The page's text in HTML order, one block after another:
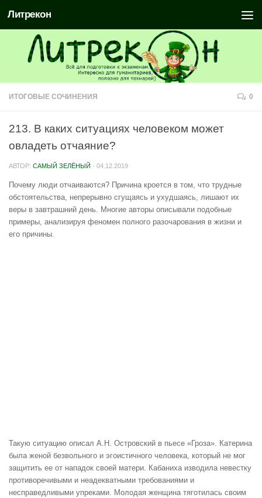
Литрекон
ИТОГОВЫЕ СОЧИНЕНИЯ 0
213. В каких ситуациях человеком может
овладеть отчаяние?
АВТОР: САМЫЙ ЗЕЛЁНЫЙ · 04.12.2019
Почему люди отчаиваются? Причина кроется в том, что трудные
обстоятельства, непрерывно сгущаясь и ухудшаясь, лишают их
веры в завтрашний день. Многие авторы описывали подобные
примеры, анализируя феномен полного разочарования в жизни и
его причины.
Такую ситуацию описал А.Н. Островский в пьесе «Гроза». Катерина
была женой безвольного и эгоистичного человека, который не мог
защитить ее от нападок своей матери. Кабаниха изводила невестку
противоречивыми и неадекватными требованиями и
несправедливыми упреками. Молодая женщина тяготилась своим